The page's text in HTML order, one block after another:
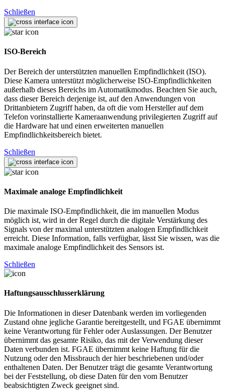
Schließen
ISO-Bereich
Der Bereich der unterstützten manuellen Empfindlichkeit (ISO).
Diese Kamera unterstützt möglicherweise ISO-Empfindlichkeiten
außerhalb dieses Bereichs im Automatikmodus. Beachten Sie auch,
dass dieser Bereich derjenige ist, auf den Anwendungen von
Drittanbietern Zugriff haben, da oft die vom Hersteller auf dem
Telefon vorinstallierte Kameraanwendung privilegierten Zugriff auf
die Hardware hat und einen erweiterten manuellen
Empfindlichkeitsbereich bietet.
Schließen
Maximale analoge Empfindlichkeit
Die maximale ISO-Empfindlichkeit, die im manuellen Modus
möglich ist, wird in der Regel durch die digitale Verstärkung des
Signals von der maximal unterstützten analogen Empfindlichkeit
erreicht. Diese Information, falls verfügbar, lässt Sie wissen, was die
maximale analoge Empfindlichkeit des Sensors ist.
Schließen
Haftungsausschlusserklärung
Die Informationen in dieser Datenbank werden im vorliegenden
Zustand ohne jegliche Garantie bereitgestellt, und FGAE übernimmt
keine Verantwortung für Fehler oder Auslassungen. Der Benutzer
übernimmt das gesamte Risiko, das mit der Verwendung dieser
Daten verbunden ist. FGAE übernimmt keine Haftung für die
Nutzung oder den Missbrauch der hier beschriebenen und/oder
enthaltenen Daten. Der Benutzer trägt die gesamte Verantwortung
bei der Feststellung, ob diese Daten für den vom Benutzer
beabsichtigten Zweck geeignet sind.